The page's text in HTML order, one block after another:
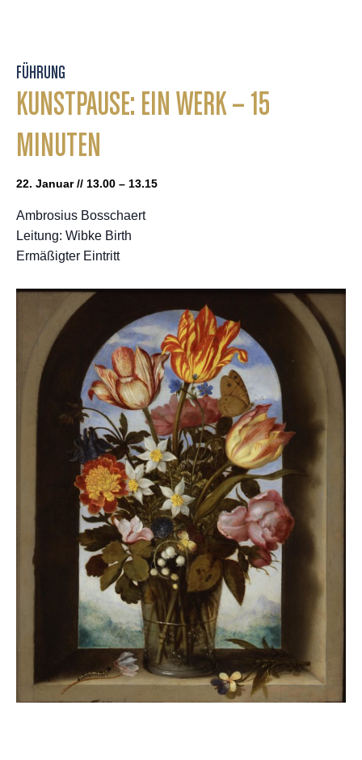
FÜHRUNG
KUNSTPAUSE: EIN WERK – 15
MINUTEN
22. Januar // 13.00 – 13.15
Ambrosius Bosschaert
Leitung: Wibke Birth
Ermäßigter Eintritt